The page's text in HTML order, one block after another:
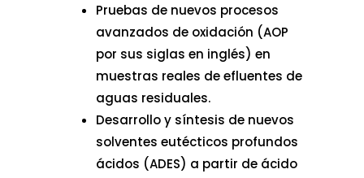
Pruebas de nuevos procesos
avanzados de oxidación (AOP
por sus siglas en inglés) en
muestras reales de efluentes de
aguas residuales.
Desarrollo y síntesis de nuevos
solventes eutécticos profundos
ácidos (ADES) a partir de ácido